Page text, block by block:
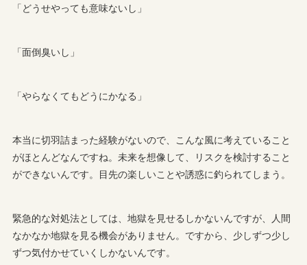
「どうせやっても意味ないし」
「面倒臭いし」
「やらなくてもどうにかなる」
本当に切羽詰まった経験がないので、こんな風に考えていること
がほとんどなんですね。未来を想像して、リスクを検討すること
ができないんです。目先の楽しいことや誘惑に釣られてしまう。
緊急的な対処法としては、地獄を見せるしかないんですが、人間
なかなか地獄を見る機会がありません。ですから、少しずつ少し
ずつ気付かせていくしかないんです。